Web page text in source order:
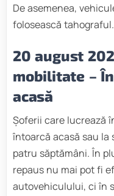
De asemenea,
folosească tahograful.
20 august
mobilitate –
acasă
Șoferii care lucrează
întoarcă acasă sau la
patru săptămâni. În
repaus nu mai pot fi
autovehiculului, ci în